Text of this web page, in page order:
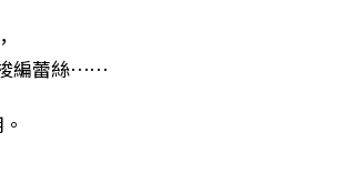
編蕾絲⋯⋯